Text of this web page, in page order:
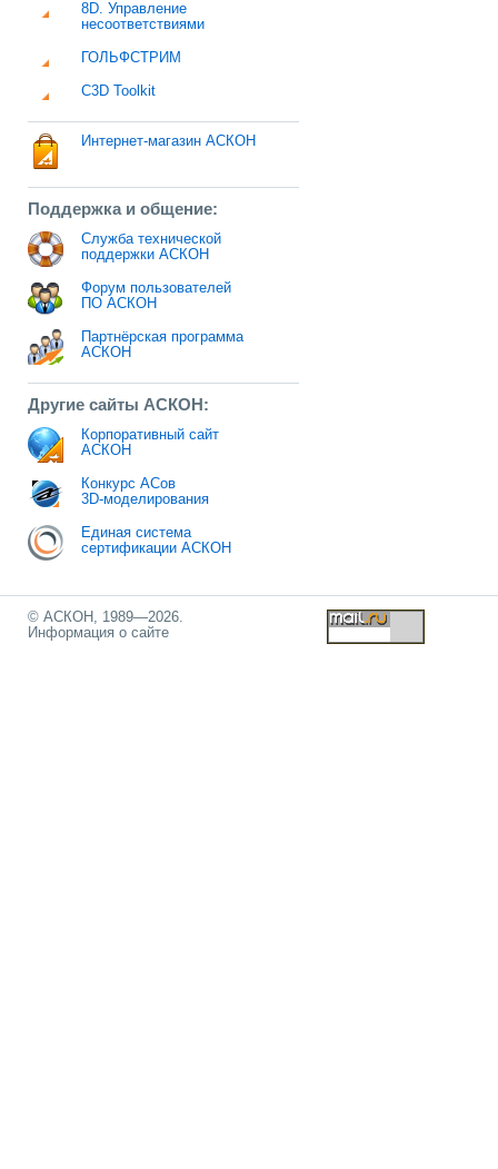
8D. Управление
несоответствиями
ГОЛЬФСТРИМ
C3D Toolkit
Интернет-магазин АСКОН
Поддержка и общение:
Служба технической
поддержки АСКОН
Форум пользователей
ПО АСКОН
Партнёрская программа
АСКОН
Другие сайты АСКОН:
Корпоративный сайт
АСКОН
Конкурс АСов
3D-моделирования
Единая система
сертификации АСКОН
© АСКОН, 1989—2026.
Информация о сайте